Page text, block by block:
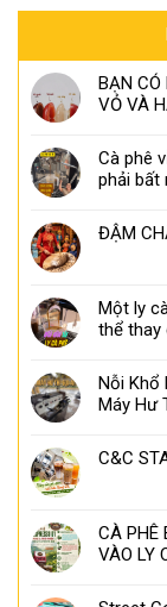
BẠN CÓ
VỎ VÀ
Cà phê
phải bất
ĐẬM
Một ly
thể thay
Nỗi Khổ
Máy Hư
C&C
CÀ PHÊ
VÀO LY